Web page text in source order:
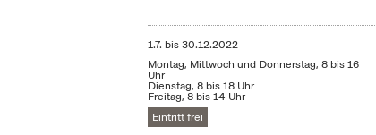
1.7. bis30.12.2022
Montag, Mittwoch und Donnerstag, 8 bis 16
Uhr
Dienstag, 8 bis 18 Uhr
Freitag, 8 bis 14 Uhr
Eintritt frei